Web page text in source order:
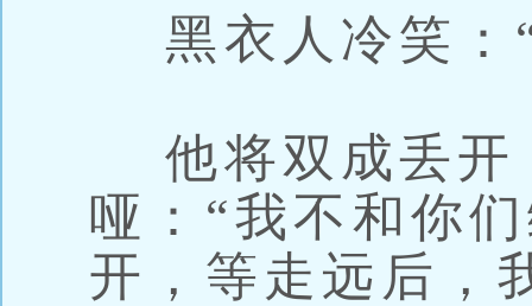
黑衣人冷笑：
他将双成丢开
哑：“我不和你
开，等走远后，